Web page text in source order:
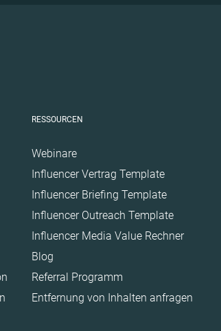
RESSOURCEN
Webinare
Influencer Vertrag Template
Influencer Briefing Template
Influencer Outreach Template
Influencer Media Value Rechner
Blog
Referral Programm
Entfernung von Inhalten anfragen